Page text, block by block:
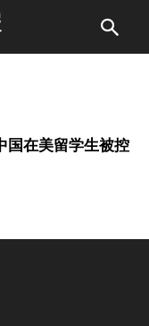
国在美留学生被控